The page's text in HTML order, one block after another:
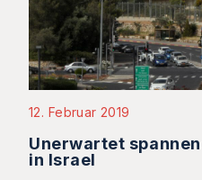
12. Februar 2019
Unerwartet
in Israel